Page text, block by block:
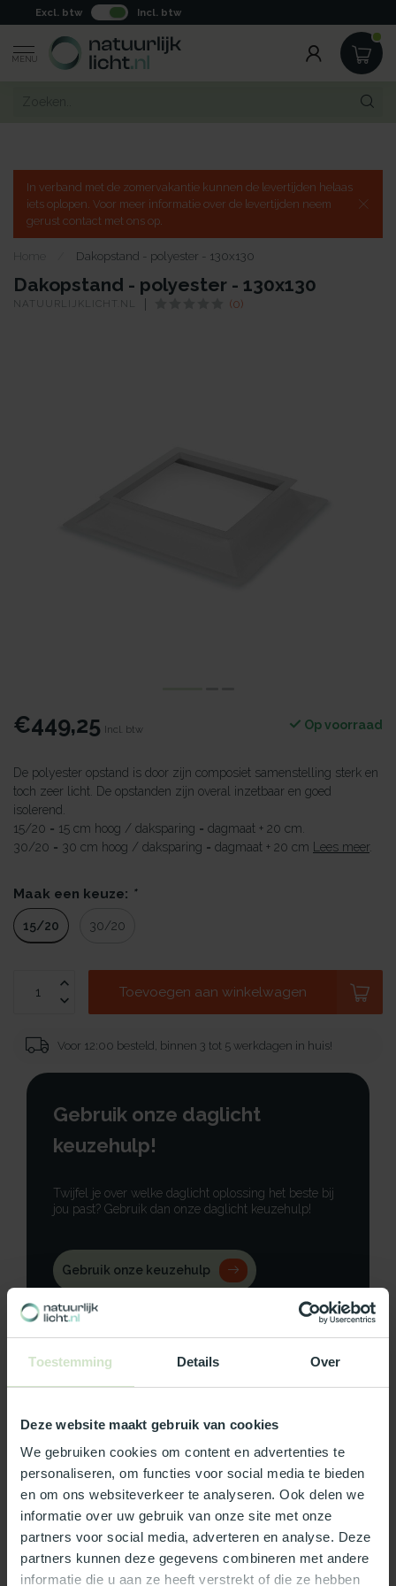
Toestemming Details Over
Deze website maakt gebruik van cookies
We gebruiken cookies om content en advertenties te
personaliseren, om functies voor social media te bieden
en om ons websiteverkeer te analyseren. Ook delen we
informatie over uw gebruik van onze site met onze
partners voor social media, adverteren en analyse. Deze
partners kunnen deze gegevens combineren met andere
informatie die u aan ze heeft verstrekt of die ze hebben
Excl. btw Incl. btw
MENU
In verband met de zomervakantie kunnen de levertijden helaas
iets oplopen. Voor meer informatie over de levertijden neem
gerust contact met ons op.
Home Dakopstand - polyester - 130x130
Dakopstand - polyester - 130x130
NATUURLIJKLICHT.NL (0)
€449,25 Incl. btw Op voorraad
De polyester opstand is door zijn composiet samenstelling sterk en
toch zeer licht. De opstanden zijn overal inzetbaar en goed
isolerend.
15/20 = 15 cm hoog / daksparing = dagmaat + 20 cm.
30/20 = 30 cm hoog / daksparing = dagmaat + 20 cm
Lees meer.
Maak een keuze: *
15/20 30/20
Toevoegen aan winkelwagen
Voor 12:00 besteld, binnen 3 tot 5 werkdagen in huis!
Gebruik onze daglicht
keuzehulp!
Twijfel je over welke daglicht oplossing het beste bij
jou past? Gebruik dan onze daglicht keuzehulp!
Gebruik onze keuzehulp
Neem contact op
Productomschrijving
Specificaties
Reviews
Wat ons écht bijzonder maakt: